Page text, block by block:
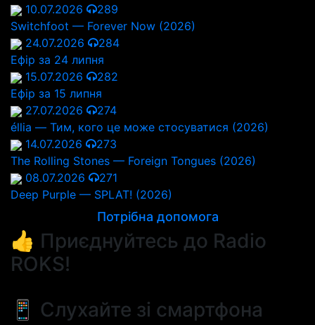
10.07.2026
289
Switchfoot — Forever Now (2026)
24.07.2026
284
Ефір за 24 липня
15.07.2026
282
Ефір за 15 липня
27.07.2026
274
éllia — Тим, кого це може стосуватися (2026)
14.07.2026
273
The Rolling Stones — Foreign Tongues (2026)
08.07.2026
271
Deep Purple — SPLAT! (2026)
Потрібна допомога
👍 Приєднуйтесь до Radio
ROKS!
📱 Слухайте зі смартфона